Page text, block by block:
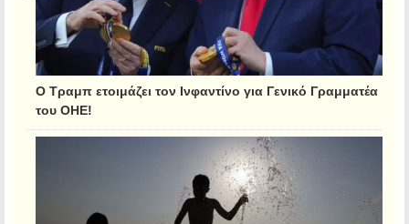
Ο Τραμπ ετοιμάζει τον Ινφαντίνο για Γενικό Γραμματέα
του ΟΗΕ!